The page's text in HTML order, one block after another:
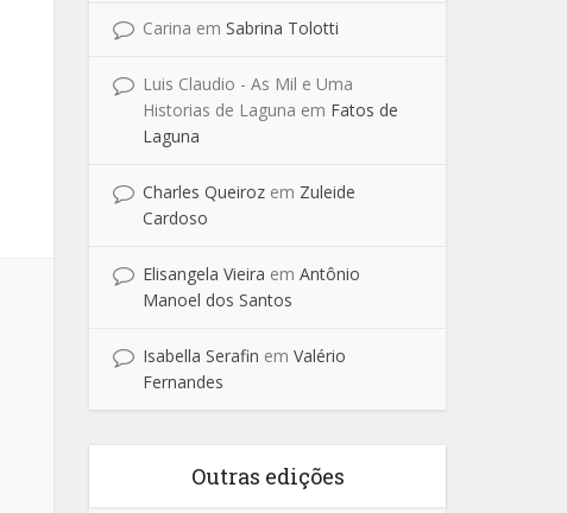
Carina em Sabrina Tolotti
Luis Claudio - As Mil e Uma
Historias de Laguna em Fatos de
Laguna
Charles Queiroz em Zuleide
Cardoso
Elisangela Vieira em Antônio
Manoel dos Santos
Isabella Serafin em Valério
Fernandes
Outras edições